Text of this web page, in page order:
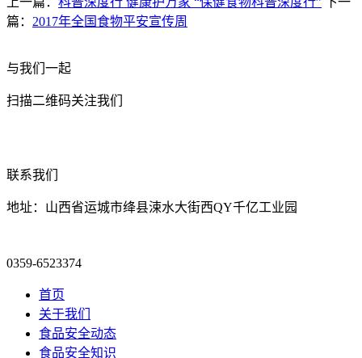
篇： 2017年全国食物平安宣传周
与我们一起
扫描二维码关注我们
联系我们
地址：山西省运城市绛县涑水大街西QY千亿工业园
0359-6523374
首页
关于我们
食品安全动态
食品安全知识